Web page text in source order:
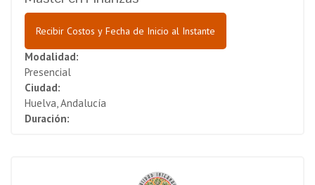
Recibir Costos y Fecha de Inicio al Instante
Modalidad:
Presencial
Ciudad:
Huelva, Andalucía
Duración: